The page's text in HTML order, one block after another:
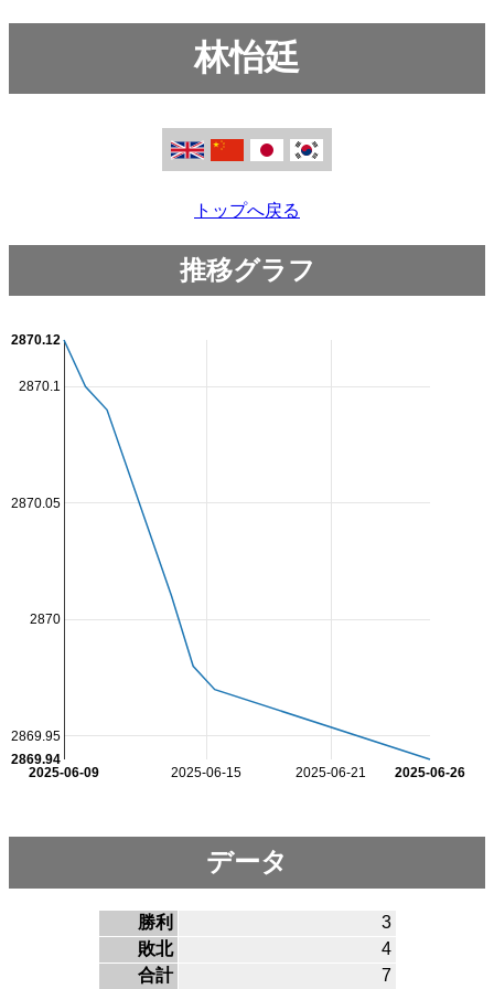
林怡廷
トップへ戻る
推移グラフ
2025-06-15 2025-06-21
2025-06-09 2025-06-26
2869.95
2870
2870.05
2870.1
2869.94
2870.12
データ
勝利
3
敗北
4
合計
7